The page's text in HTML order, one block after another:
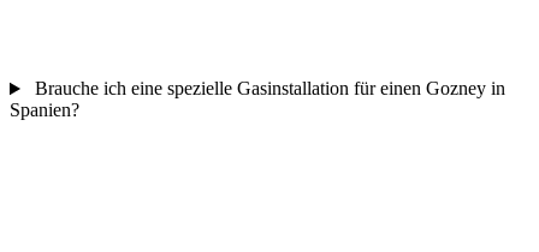
Brauche ich eine spezielle Gasinstallation für einen Gozney in
Spanien?